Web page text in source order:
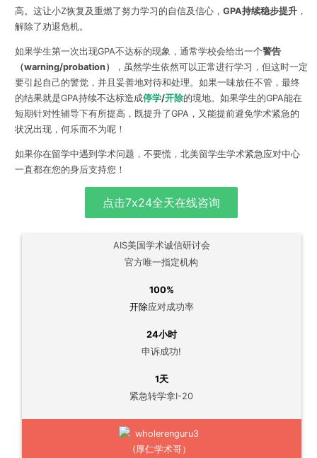
高。这让小Z恢复及重燃了努力学习的自信及信心， GPA持续稳步提升，
解除了劝退危机。
如果学生第一次出现GPA不达标的现象，通常学校会给出一个警告
（warning/probation）
，虽然学生依然可以正常进行学习，但这时一定
要引起自己的警觉，并且妥善地对待和处理。如果一味放任不管，最终
的结果就是GPA持续不达标造成停学/开除的境地。如果学生的GPA能在
短期针对性辅导下有所提高，既提升了GPA，又能提前避免学术紧急的
状况出现，何乐而不为呢！
如果你在留学中遇到学术问题，不要慌，北美留学生学术紧急应对中心
一直都在您的身后支持您！
点击7x24全天在线咨询
AIS美国学术诚信研讨会
官方唯一指定机构
100%
开除应对成功率
24小时
申诉成功!
1天
紧急转学拿I-20